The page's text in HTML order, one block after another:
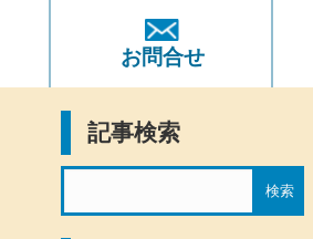
お問合せ
記事検索